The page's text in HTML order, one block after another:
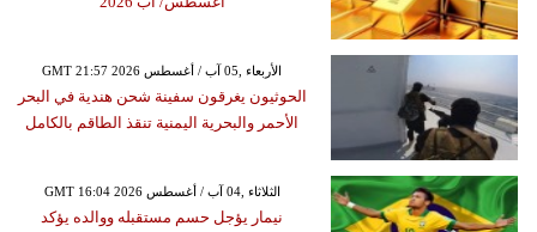
GMT 21:57 2026 الأربعاء ,05 آب / أغسطس
الحوثيون يغرقون سفينة شحن هندية في البحر
الأحمر والبحرية اليمنية تنقذ الطاقم بالكامل
GMT 16:04 2026 الثلاثاء ,04 آب / أغسطس
نيمار يؤجل حسم مستقبله ووالده يؤكد